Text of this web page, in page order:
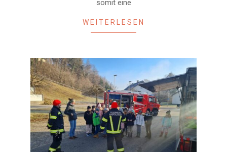
somit eine
WEITERLESEN